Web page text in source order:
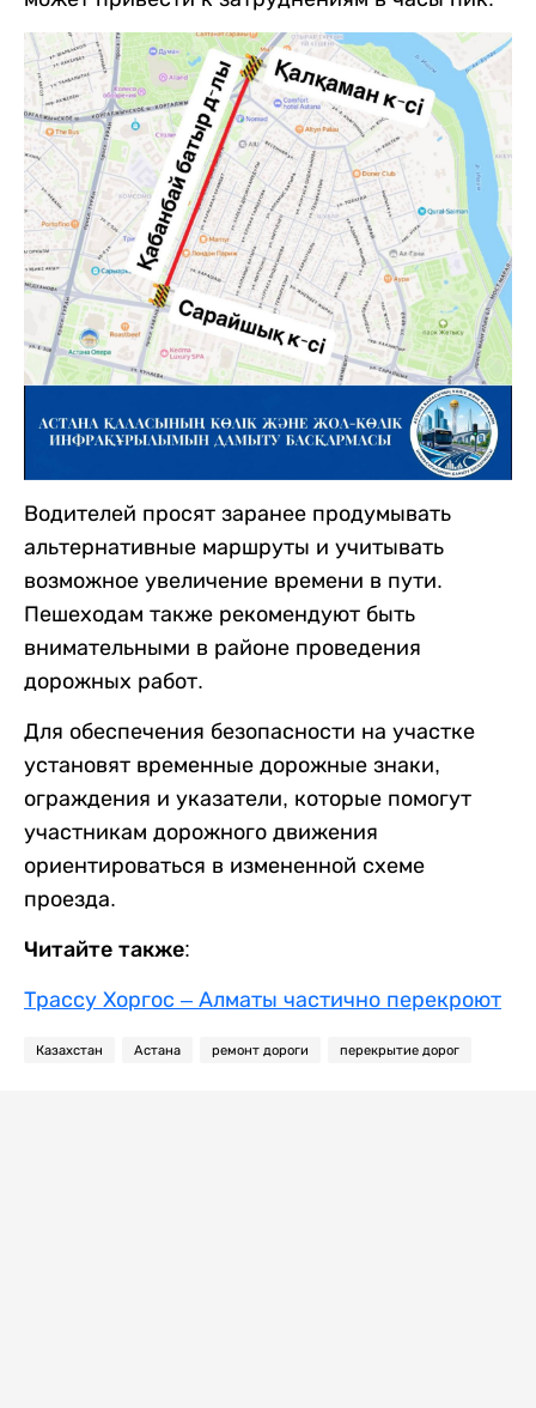
Водителей просят заранее продумывать
альтернативные маршруты и учитывать
возможное увеличение времени в пути.
Пешеходам также рекомендуют быть
внимательными в районе проведения
дорожных работ.
Для обеспечения безопасности на участке
установят временные дорожные знаки,
ограждения и указатели, которые помогут
участникам дорожного движения
ориентироваться в измененной схеме
проезда.
Читайте также:
Трассу Хоргос – Алматы частично перекроют
Казахстан Астана ремонт дороги перекрытие дорог